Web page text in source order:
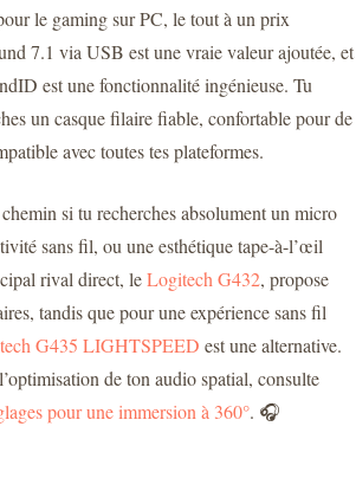
le gaming sur PC, le tout à un prix
7.1 via USB est une vraie valeur ajoutée, et
est une fonctionnalité ingénieuse. Tu
un casque filaire fiable, confortable pour de
avec toutes tes plateformes.
si tu recherches absolument un micro
sans fil, ou une esthétique tape-à-l’œil
rival direct, leLogitech G432, propose
tandis que pour une expérience sans fil
G435 LIGHTSPEED est une alternative.
de ton audio spatial, consulte
pour une immersion à 360°. 🎧